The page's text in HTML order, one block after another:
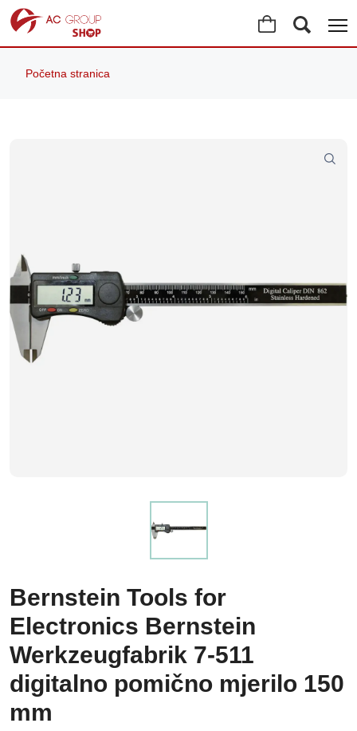
Početna stranica
Bernstein Tools for
Electronics Bernstein
Werkzeugfabrik 7-511
digitalno pomično mjerilo 150
mm